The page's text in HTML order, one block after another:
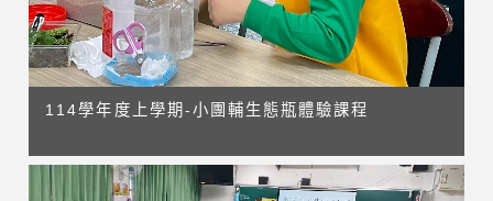
114學年度上學期-小團輔生態瓶體驗課程